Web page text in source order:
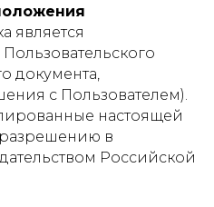
является
документа,
с Пользователем).
настоящей
в
Российской